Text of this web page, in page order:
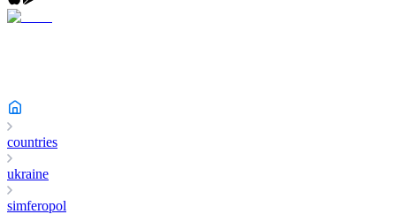
countries
ukraine
simferopol